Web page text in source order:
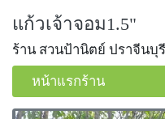
แก้วเจ้าจอม1.5"
ร้าน สวนป้านิตย์ ปราจีนบุรี
หน้าแรกร้าน